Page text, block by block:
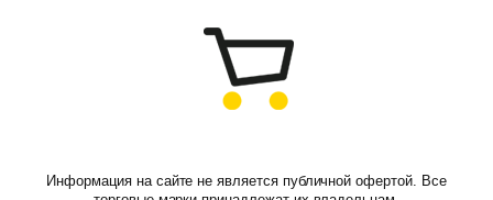
Информация на сайте не является публичной офертой. Все